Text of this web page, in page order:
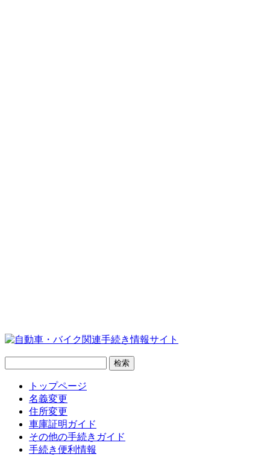
トップページ
名義変更
住所変更
車庫証明ガイド
その他の手続きガイド
手続き便利情報